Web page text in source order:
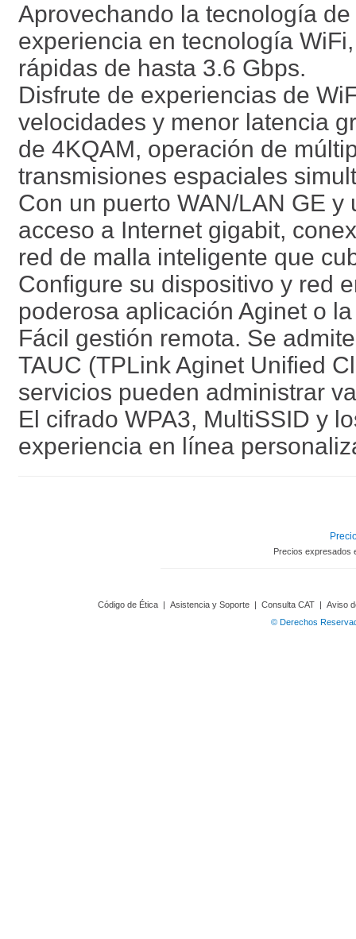
Aprovechando la tecnología
experiencia en tecnología
rápidas de hasta 3.6 Gbps.
Disfrute de experiencias de
velocidades y menor latencia
de 4KQAM, operación de
transmisiones espaciales
Con un puerto WAN/LAN GE
acceso a Internet gigabit,
red de malla inteligente que
Configure su dispositivo y red
poderosa aplicación Aginet o
Fácil gestión remota. Se
TAUC (TPLink Aginet Unified
servicios pueden administrar
El cifrado WPA3, MultiSSID y
experiencia en línea
Precios expresados
Código de Ética | Asistencia y Soporte | Consulta CAT | Aviso
© Derechos